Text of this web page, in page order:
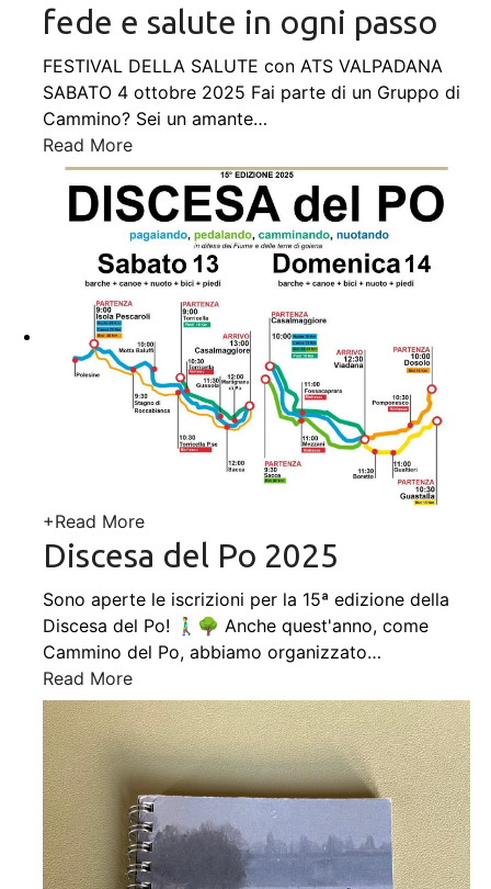
fede e salute in ogni passo
FESTIVAL DELLA SALUTE con ATS VALPADANA
SABATO 4 ottobre 2025 Fai parte di un Gruppo di
Cammino? Sei un amante…
Read More
+Read More
Discesa del Po 2025
Sono aperte le iscrizioni per la 15ª edizione della
Discesa del Po! 🚶‍♂️🌳 Anche quest'anno, come
Cammino del Po, abbiamo organizzato…
Read More